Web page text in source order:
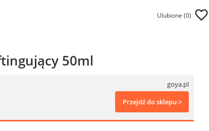
Ulubione (0)
50ml
goya.pl
Przejdź do sklepu >